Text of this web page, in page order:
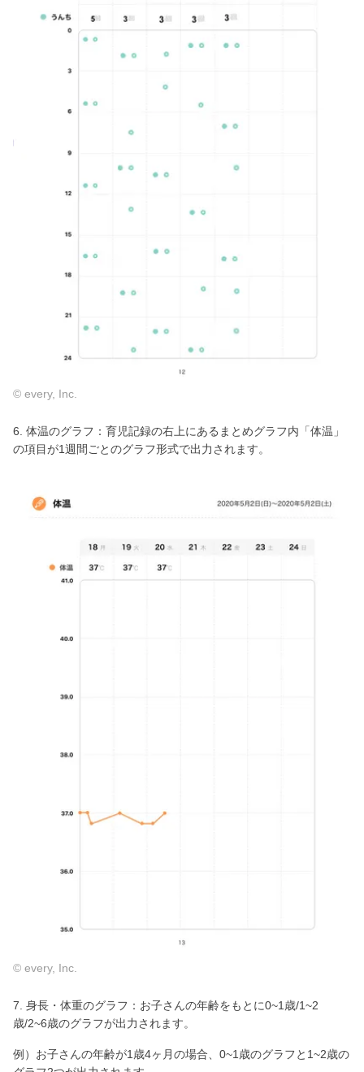
© every, Inc.
6. 体温のグラフ：育児記録の右上にあるまとめグラフ内「体温」
の項目が1週間ごとのグラフ形式で出力されます。
© every, Inc.
7. 身長・体重のグラフ：お子さんの年齢をもとに0~1歳/1~2
歳/2~6歳のグラフが出力されます。
例）お子さんの年齢が1歳4ヶ月の場合、0~1歳のグラフと1~2歳の